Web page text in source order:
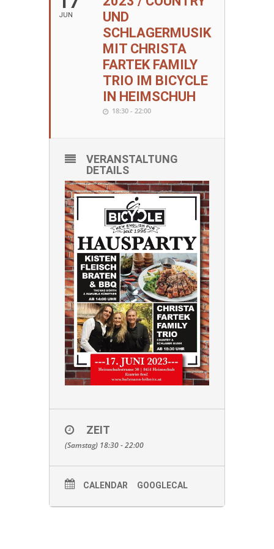
JUN
UND
SCHLAGERMUSIK
MIT CHRISTA
FARTEK FAMILY
TRIO IM BICYCLE
IN HEIMSCHUH
18:30 - 22:00
VERANSTALTUNG
DETAILS
ZEIT
(Samstag) 18:30 - 22:00
CALENDAR GOOGLECAL